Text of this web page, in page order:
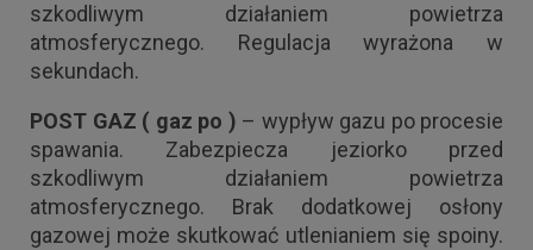
szkodliwym działaniem powietrza
atmosferycznego. Regulacja wyrażona w
sekundach.
POST GAZ ( gaz po ) – wypływ gazu po procesie
spawania. Zabezpiecza jeziorko przed
szkodliwym działaniem powietrza
atmosferycznego. Brak dodatkowej osłony
gazowej może skutkować utlenianiem się spoiny.